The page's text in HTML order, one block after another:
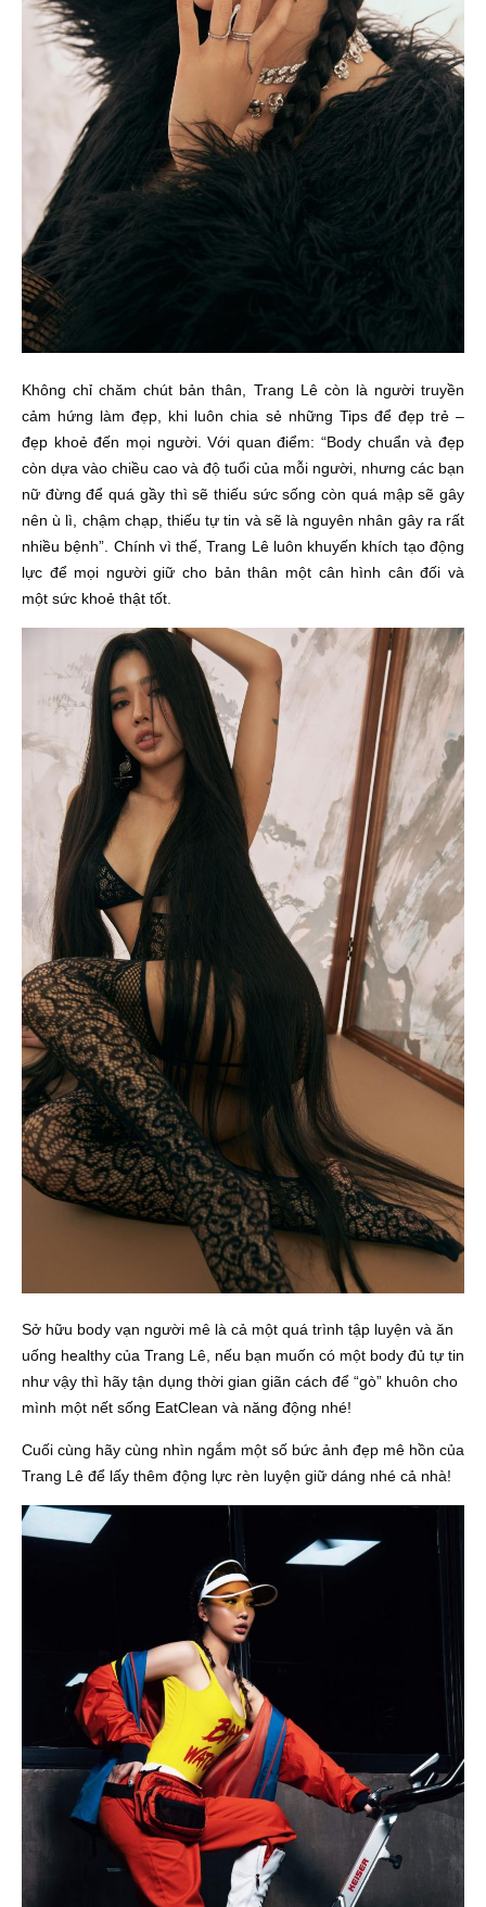
Không chỉ chăm chút bản thân, Trang Lê còn là người truyền
cảm hứng làm đẹp, khi luôn chia sẻ những Tips để đẹp trẻ –
đẹp khoẻ đến mọi người. Với quan điểm: “Body chuẩn và đẹp
còn dựa vào chiều cao và độ tuổi của mỗi người, nhưng các bạn
nữ đừng để quá gầy thì sẽ thiếu sức sống còn quá mập sẽ gây
nên ù lì, chậm chạp, thiếu tự tin và sẽ là nguyên nhân gây ra rất
nhiều bệnh”. Chính vì thế, Trang Lê luôn khuyến khích tạo động
lực để mọi người giữ cho bản thân một cân hình cân đối và
một sức khoẻ thật tốt.
Sở hữu body vạn người mê là cả một quá trình tập luyện và ăn
uống healthy của Trang Lê, nếu bạn muốn có một body đủ tự tin
như vậy thì hãy tận dụng thời gian giãn cách để “gò” khuôn cho
mình một nết sống EatClean và năng động nhé!
Cuối cùng hãy cùng nhìn ngắm một số bức ảnh đẹp mê hồn của
Trang Lê để lấy thêm động lực rèn luyện giữ dáng nhé cả nhà!